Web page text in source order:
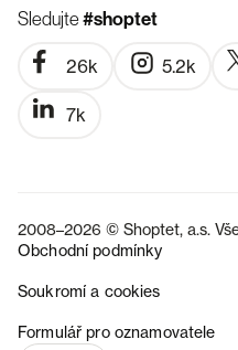
Sledujte#shoptet
26k 5.2k
7k
2008–2026 © Shoptet, a.s.
Obchodní podmínky
Soukromí a cookies
Formulář pro oznamovatele